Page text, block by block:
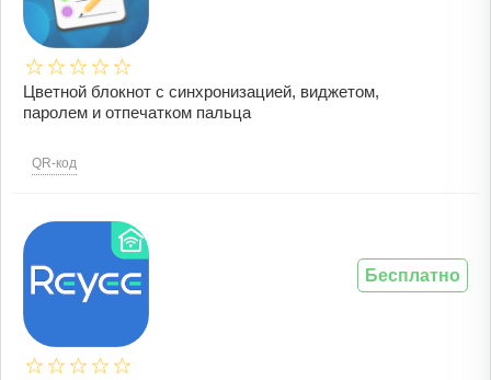
Цветной блокнот с синхронизацией, виджетом,
паролем и отпечатком пальца
QR-код
Бесплатно